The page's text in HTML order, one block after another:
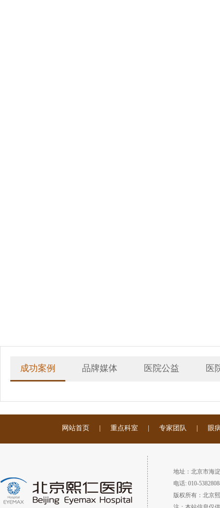
成功案例 品牌媒体 医院公益 医
网站首页 | 重点科室 | 专家团队 | 眼
地址：北京市海
电话: 010-
版权所有：北京